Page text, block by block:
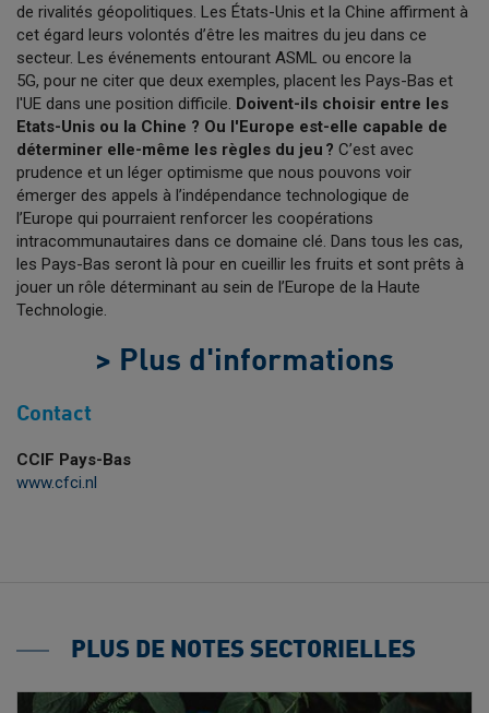
de rivalités géopolitiques. Les États-Unis et la Chine affirment à
cet égard leurs volontés d’être les maitres du jeu dans ce
secteur. Les événements entourant ASML ou encore la
5G, pour ne citer que deux exemples, placent les Pays-Bas et
l'UE dans une position difficile. Doivent-ils choisir entre les
Etats-Unis ou la Chine ? Ou l'Europe est-elle capable de
déterminer elle-même les règles du jeu ? C’est avec
prudence et un léger optimisme que nous pouvons voir
émerger des appels à l’indépendance technologique de
l’Europe qui pourraient renforcer les coopérations
intracommunautaires dans ce domaine clé. Dans tous les cas,
les Pays-Bas seront là pour en cueillir les fruits et sont prêts à
jouer un rôle déterminant au sein de l’Europe de la Haute
Technologie.
> Plus d'informations
Contact
CCIF Pays-Bas
www.cfci.nl
PLUS DE NOTES SECTORIELLES